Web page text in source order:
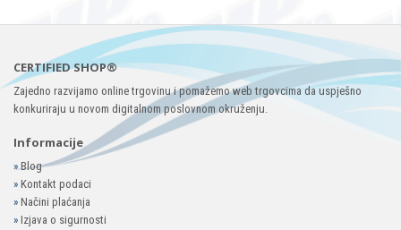
CERTIFIED SHOP®
Zajedno razvijamo online trgovinu i pomažemo web trgovcima da uspješno
konkuriraju u novom digitalnom poslovnom okruženju.
Informacije
»Blog
» Kontakt podaci
» Načini plaćanja
» Izjava o sigurnosti